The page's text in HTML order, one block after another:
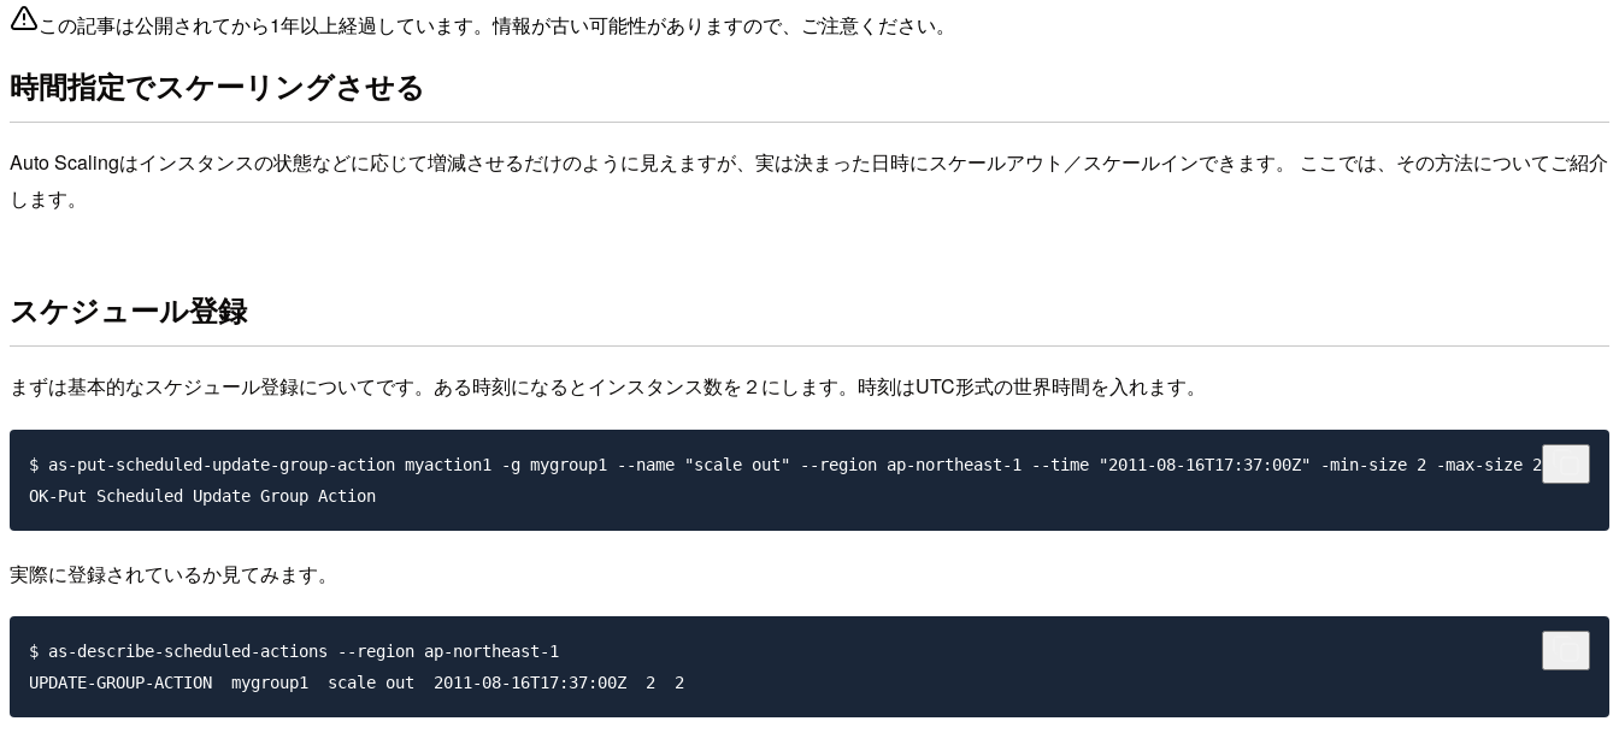
この記事は公開されてから1年以上経過しています。情報が古い可能性がありますので、ご注意ください。
時間指定でスケーリングさせる
Auto Scalingはインスタンスの状態などに応じて増減させるだけのように見えますが、実は決まった日時にスケールアウト／スケールインできます。 ここでは、その方法についてご紹介
します。
スケジュール登録
まずは基本的なスケジュール登録についてです。ある時刻になるとインスタンス数を２にします。時刻はUTC形式の世界時間を入れます。
$ as-put-scheduled-update-group-action myaction1 -g mygroup1 --name "scale out" --region ap-northeast-1 --time "2011-08-16T17:37:00Z" -min-size 2 -max-size 2
実際に登録されているか見てみます。
$ as-describe-scheduled-actions --region ap-northeast-1